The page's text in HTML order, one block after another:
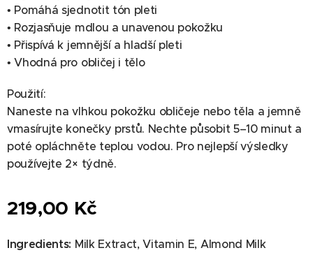
• Pomáhá sjednotit tón pleti
• Rozjasňuje mdlou a unavenou pokožku
• Přispívá k jemnější a hladší pleti
• Vhodná pro obličej i tělo
Použití:
Naneste na vlhkou pokožku obličeje nebo těla a jemně
vmasírujte konečky prstů. Nechte působit 5–10 minut a
poté opláchněte teplou vodou. Pro nejlepší výsledky
používejte 2× týdně.
219,00 Kč
Ingredients: Milk Extract, Vitamin E, Almond Milk